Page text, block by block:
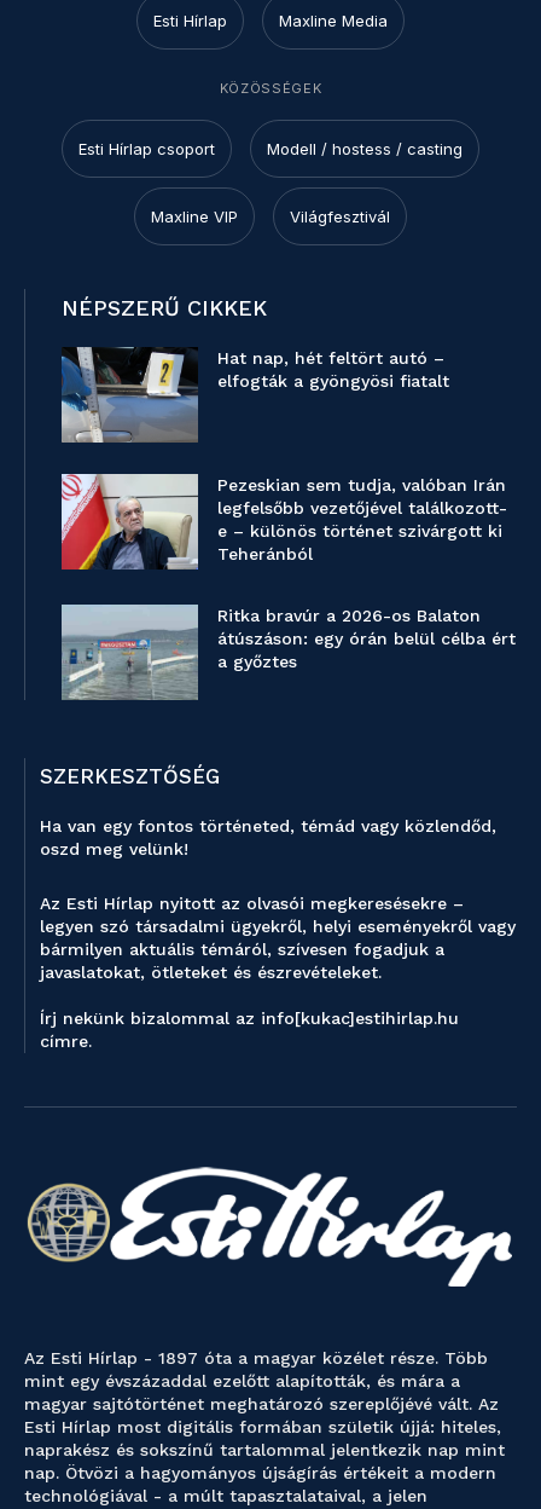
Esti Hírlap Maxline Media
KÖZÖSSÉGEK
Esti Hírlap csoport Modell / hostess / casting
Maxline VIP Világfesztivál
NÉPSZERŰ CIKKEK
Hat nap, hét feltört autó –
elfogták a gyöngyösi fiatalt
Pezeskian sem tudja, valóban Irán
legfelsőbb vezetőjével találkozott-
e – különös történet szivárgott ki
Teheránból
Ritka bravúr a 2026-os Balaton
átúszáson: egy órán belül célba ért
a győztes
SZERKESZTŐSÉG
Ha van egy fontos történeted, témád vagy közlendőd,
oszd meg velünk!
Az Esti Hírlap nyitott az olvasói megkeresésekre –
legyen szó társadalmi ügyekről, helyi eseményekről vagy
bármilyen aktuális témáról, szívesen fogadjuk a
javaslatokat, ötleteket és észrevételeket.
Írj nekünk bizalommal az info[kukac]estihirlap.hu
címre.
Az Esti Hírlap - 1897 óta a magyar közélet része. Több
mint egy évszázaddal ezelőtt alapították, és mára a
magyar sajtótörténet meghatározó szereplőjévé vált. Az
Esti Hírlap most digitális formában születik újjá: hiteles,
naprakész és sokszínű tartalommal jelentkezik nap mint
nap. Ötvözi a hagyományos újságírás értékeit a modern
technológiával - a múlt tapasztalataival, a jelen